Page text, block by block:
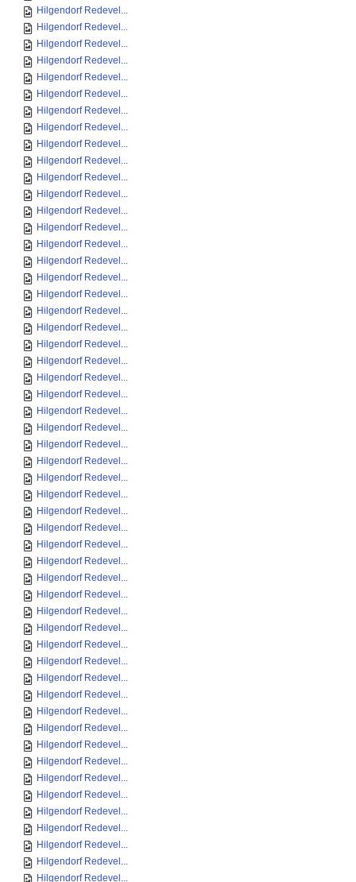
Hilgendorf Redevel...
Hilgendorf Redevel...
Hilgendorf Redevel...
Hilgendorf Redevel...
Hilgendorf Redevel...
Hilgendorf Redevel...
Hilgendorf Redevel...
Hilgendorf Redevel...
Hilgendorf Redevel...
Hilgendorf Redevel...
Hilgendorf Redevel...
Hilgendorf Redevel...
Hilgendorf Redevel...
Hilgendorf Redevel...
Hilgendorf Redevel...
Hilgendorf Redevel...
Hilgendorf Redevel...
Hilgendorf Redevel...
Hilgendorf Redevel...
Hilgendorf Redevel...
Hilgendorf Redevel...
Hilgendorf Redevel...
Hilgendorf Redevel...
Hilgendorf Redevel...
Hilgendorf Redevel...
Hilgendorf Redevel...
Hilgendorf Redevel...
Hilgendorf Redevel...
Hilgendorf Redevel...
Hilgendorf Redevel...
Hilgendorf Redevel...
Hilgendorf Redevel...
Hilgendorf Redevel...
Hilgendorf Redevel...
Hilgendorf Redevel...
Hilgendorf Redevel...
Hilgendorf Redevel...
Hilgendorf Redevel...
Hilgendorf Redevel...
Hilgendorf Redevel...
Hilgendorf Redevel...
Hilgendorf Redevel...
Hilgendorf Redevel...
Hilgendorf Redevel...
Hilgendorf Redevel...
Hilgendorf Redevel...
Hilgendorf Redevel...
Hilgendorf Redevel...
Hilgendorf Redevel...
Hilgendorf Redevel...
Hilgendorf Redevel...
Hilgendorf Redevel...
Hilgendorf Redevel...